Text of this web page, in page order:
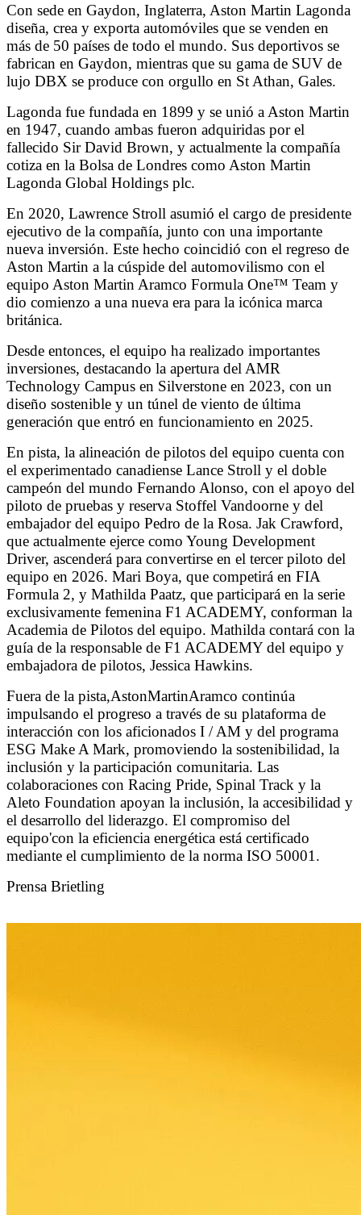
Con sede en Gaydon, Inglaterra, Aston Martin Lagonda
diseña, crea y exporta automóviles que se venden en
más de 50 países de todo el mundo. Sus deportivos se
fabrican en Gaydon, mientras que su gama de SUV de
lujo DBX se produce con orgullo en St Athan, Gales.
Lagonda fue fundada en 1899 y se unió a Aston Martin
en 1947, cuando ambas fueron adquiridas por el
fallecido Sir David Brown, y actualmente la compañía
cotiza en la Bolsa de Londres como Aston Martin
Lagonda Global Holdings plc.
En 2020, Lawrence Stroll asumió el cargo de presidente
ejecutivo de la compañía, junto con una importante
nueva inversión. Este hecho coincidió con el regreso de
Aston Martin a la cúspide del automovilismo con el
equipo Aston Martin Aramco Formula One™ Team y
dio comienzo a una nueva era para la icónica marca
británica.
Desde entonces, el equipo ha realizado importantes
inversiones, destacando la apertura del AMR
Technology Campus en Silverstone en 2023, con un
diseño sostenible y un túnel de viento de última
generación que entró en funcionamiento en 2025.
En pista, la alineación de pilotos del equipo cuenta con
el experimentado canadiense Lance Stroll y el doble
campeón del mundo Fernando Alonso, con el apoyo del
piloto de pruebas y reserva Stoffel Vandoorne y del
embajador del equipo Pedro de la Rosa. Jak Crawford,
que actualmente ejerce como Young Development
Driver, ascenderá para convertirse en el tercer piloto del
equipo en 2026. Mari Boya, que competirá en FIA
Formula 2, y Mathilda Paatz, que participará en la serie
exclusivamente femenina F1 ACADEMY, conforman la
Academia de Pilotos del equipo. Mathilda contará con la
guía de la responsable de F1 ACADEMY del equipo y
embajadora de pilotos, Jessica Hawkins.
Fuera de la pista,AstonMartinAramco continúa
impulsando el progreso a través de su plataforma de
interacción con los aficionados I / AM y del programa
ESG Make A Mark, promoviendo la sostenibilidad, la
inclusión y la participación comunitaria. Las
colaboraciones con Racing Pride, Spinal Track y la
Aleto Foundation apoyan la inclusión, la accesibilidad y
el desarrollo del liderazgo. El compromiso del
equipo'con la eficiencia energética está certificado
mediante el cumplimiento de la norma ISO 50001.
Prensa Brietling